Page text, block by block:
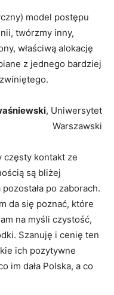
model postępu
twórzmy inny,
właściwą alokację
z jednego bardziej
, Uniwersytet
Warszawski
częsty kontakt ze
są bliżej
po zaborach.
da się poznać, które
na myśli czystość,
Szanuję i cenię ten
ich pozytywne
im dała Polska, a co